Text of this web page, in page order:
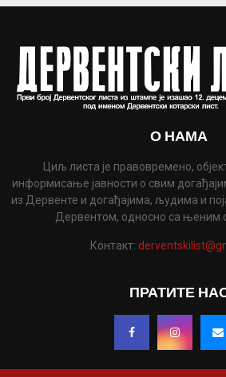
О НАМА
Циљ листа је правовремено,
информисање јавности о свим
из Дервенте и догађајима, људима и
Дервентом, односно са њеним
Контакт:
ПРАТИТЕ